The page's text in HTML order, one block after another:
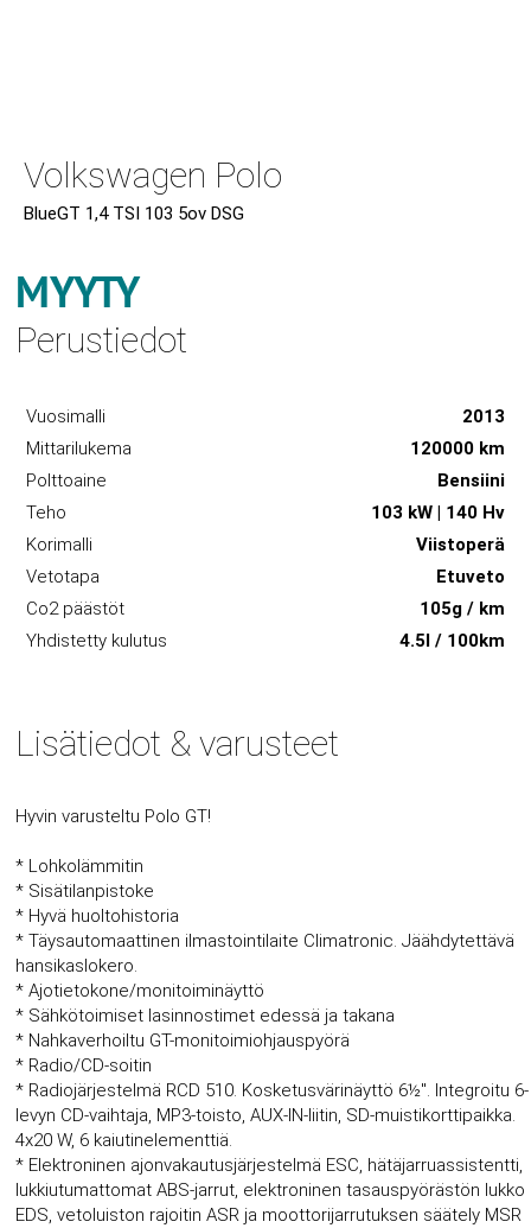
Volkswagen Polo
BlueGT 1,4 TSI 103 5ov DSG
MYYTY
Perustiedot
Vuosimalli
2013
Mittarilukema
120000 km
Polttoaine
Bensiini
Teho
103 kW | 140 Hv
Korimalli
Viistoperä
Vetotapa
Etuveto
Co2 päästöt
105g / km
Yhdistetty kulutus
4.5l / 100km
Lisätiedot & varusteet
Hyvin varusteltu Polo GT!
* Lohkolämmitin
* Sisätilanpistoke
* Hyvä huoltohistoria
* Täysautomaattinen ilmastointilaite Climatronic. Jäähdytettävä
hansikaslokero.
* Ajotietokone/monitoiminäyttö
* Sähkötoimiset lasinnostimet edessä ja takana
* Nahkaverhoiltu GT-monitoimiohjauspyörä
* Radio/CD-soitin
* Radiojärjestelmä RCD 510. Kosketusvärinäyttö 6½". Integroitu 6-
levyn CD-vaihtaja, MP3-toisto, AUX-IN-liitin, SD-muistikorttipaikka.
4x20 W, 6 kaiutinelementtiä.
* Elektroninen ajonvakautusjärjestelmä ESC, hätäjarruassistentti,
lukkiutumattomat ABS-jarrut, elektroninen tasauspyörästön lukko
EDS, vetoluiston rajoitin ASR ja moottorijarrutuksen säätely MSR